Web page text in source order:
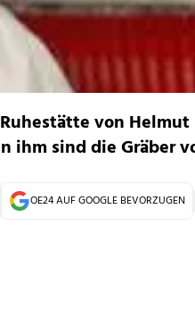
von
ihm sind die Gräber
OE24 AUF GOOGLE BEVORZUGEN